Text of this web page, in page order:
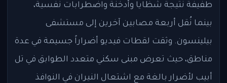
طفيفة نتيجة شظايا وأدخنة واضطرابات نفسية،
بينما نُقل أربعة مصابين آخرين إلى مستشفى
بيلينسون. وثقت لقطات فيديو أضراراً جسيمة في عدة
مناطق، حيث تعرض مبنى سكني متعدد الطوابق في تل
أبيب لأضرار بالغة مع اشتعال النيران في النوافذ